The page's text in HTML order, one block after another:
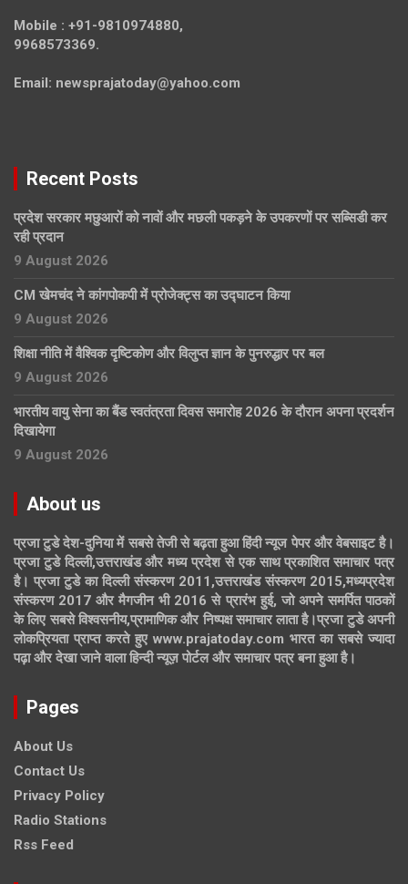
Mobile : +91-9810974880,
9968573369.
Email: newsprajatoday@yahoo.com
Recent Posts
प्रदेश सरकार मछुआरों को नावों और मछली पकड़ने के उपकरणों पर सब्सिडी कर
रही प्रदान
9 August 2026
CM खेमचंद ने कांगपोकपी में प्रोजेक्ट्स का उद्घाटन किया
9 August 2026
शिक्षा नीति में वैश्विक दृष्टिकोण और विलुप्त ज्ञान के पुनरुद्धार पर बल
9 August 2026
भारतीय वायु सेना का बैंड स्वतंत्रता दिवस समारोह 2026 के दौरान अपना प्रदर्शन
दिखायेगा
9 August 2026
About us
प्रजा टुडे देश-दुनिया में सबसे तेजी से बढ़ता हुआ हिंदी न्यूज पेपर और वेबसाइट है।
प्रजा टुडे दिल्ली,उत्तराखंड और मध्य प्रदेश से एक साथ प्रकाशित समाचार पत्र
है। प्रजा टुडे का दिल्ली संस्करण 2011,उत्तराखंड संस्करण 2015,मध्यप्रदेश
संस्करण 2017 और मैगजीन भी 2016 से प्रारंभ हुई, जो अपने समर्पित पाठकों
के लिए सबसे विश्वसनीय,प्रामाणिक और निष्पक्ष समाचार लाता है।प्रजा टुडे अपनी
लोकप्रियता प्राप्त करते हुए www.prajatoday.com भारत का सबसे ज्यादा
पढ़ा और देखा जाने वाला हिन्दी न्यूज़ पोर्टल और समाचार पत्र बना हुआ है।
Pages
About Us
Contact Us
Privacy Policy
Radio Stations
Rss Feed